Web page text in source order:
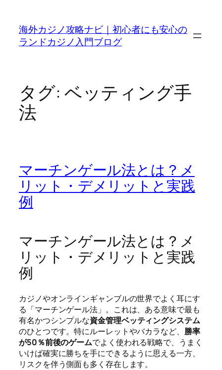
海外カジノ攻略ナビ｜初心者にも安心の
ランドカジノ入門ブログ
タグ: ベッティング手
法
マーチンゲール法とは？メ
リット・デメリットと実践
例
マーチンゲール法とは？メ
リット・デメリットと実践
例
カジノやオンラインギャンブルの世界でよく耳にす
る「マーチンゲール法」。これは、ある意味で最も
有名かつシンプルな資金管理ベッティングシステム
のひとつです。特にルーレットやバカラなど、 勝率
が50％前後のゲームでよく使われる戦略で、うまく
いけば確実に勝ちを手にできるように思える一方、
リスクを伴う側面も多く存在します。